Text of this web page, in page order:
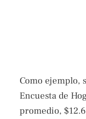
Como ejemplo,
Encuesta de
promedio,